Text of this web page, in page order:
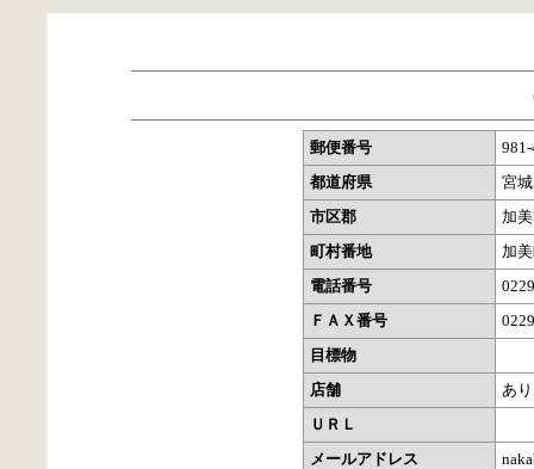
郵便番号
都道府県
宮
市区郡
加
町村番地
加
電話番号
ＦＡＸ番号
目標物
店舗
あり
ＵＲＬ
メールアドレス